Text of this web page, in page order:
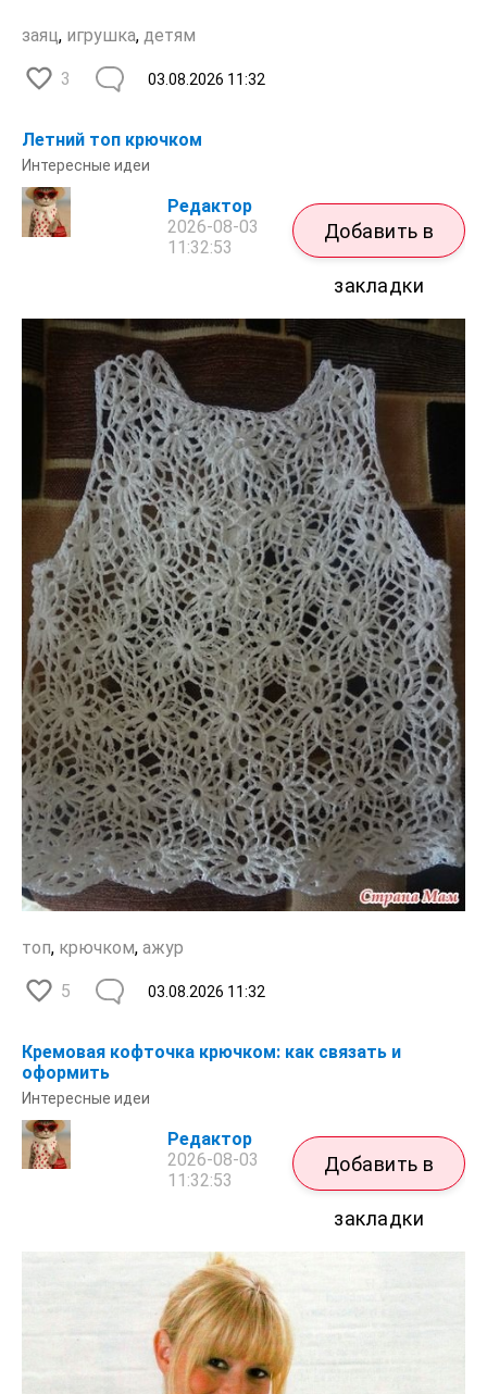
заяц, игрушка, детям
3 03.08.2026 11:32
Летний топ крючком
Интересные идеи
Редактор
2026-08-03
11:32:53
Добавить в
закладки
топ, крючком, ажур
5 03.08.2026 11:32
Кремовая кофточка крючком: как связать и
оформить
Интересные идеи
Редактор
2026-08-03
11:32:53
Добавить в
закладки